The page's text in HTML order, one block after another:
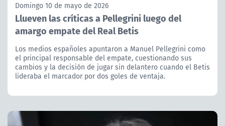
Domingo 10 de mayo de 2026
Llueven las críticas a Pellegrini luego del
amargo empate del Real Betis
Los medios españoles apuntaron a Manuel Pellegrini como
el principal responsable del empate, cuestionando sus
cambios y la decisión de jugar sin delantero cuando el Betis
lideraba el marcador por dos goles de ventaja.